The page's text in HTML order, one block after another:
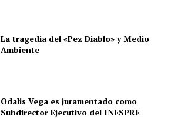
La tragedia del «Pez Diablo» y Medio
Ambiente
Odalis Vega es juramentado como
Subdirector Ejecutivo del INESPRE